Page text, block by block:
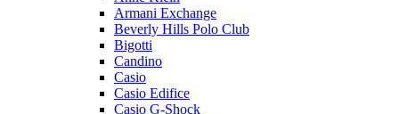
Armani Exchange
Beverly Hills Polo Club
Bigotti
Candino
Casio
Casio Edifice
Casio G-Shock